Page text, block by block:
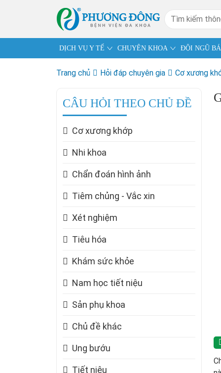
DỊCH VỤ Y TẾ CHUYÊN KHOA ĐỘI NGŨ
Trang chủ Hỏi đáp chuyên gia Cơ xương
CÂU HỎI THEO CHỦ ĐỀ
Cơ xương khớp
Nhi khoa
Chẩn đoán hình ảnh
Tiêm chủng - Vắc xin
Xét nghiệm
Tiêu hóa
Khám sức khỏe
Nam học tiết niệu
Sản phụ khoa
Chủ đề khác
Ung bướu
Tiết niệu